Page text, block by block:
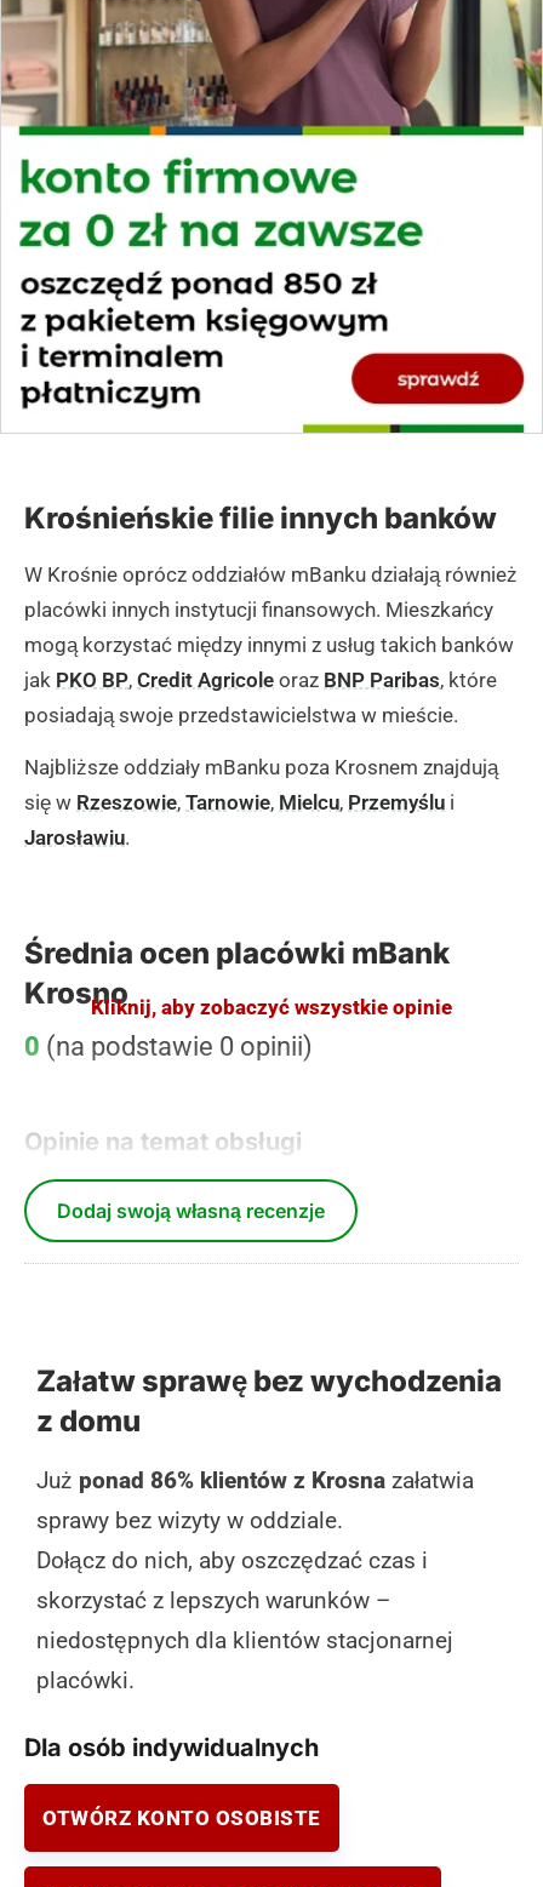
Krośnieńskie filie innych banków
W Krośnie oprócz oddziałów mBanku działają również
placówki innych instytucji finansowych. Mieszkańcy
mogą korzystać między innymi z usług takich banków
jak PKO BP, Credit Agricole oraz BNP Paribas, które
posiadają swoje przedstawicielstwa w mieście.
Najbliższe oddziały mBanku poza Krosnem znajdują
się w Rzeszowie, Tarnowie, Mielcu, Przemyślu i
Jarosławiu.
Średnia ocen placówki mBank
Krosno
0 (na podstawie 0 opinii)
Opinie na temat obsługi
Kliknij, aby zobaczyć wszystkie opinie
Dodaj swoją własną recenzje
Załatw sprawę bez wychodzenia
z domu
Już ponad 86% klientów z Krosna załatwia
sprawy bez wizyty w oddziale.
Dołącz do nich, aby oszczędzać czas i
skorzystać z lepszych warunków –
niedostępnych dla klientów stacjonarnej
placówki.
Dla osób indywidualnych
OTWÓRZ KONTO OSOBISTE